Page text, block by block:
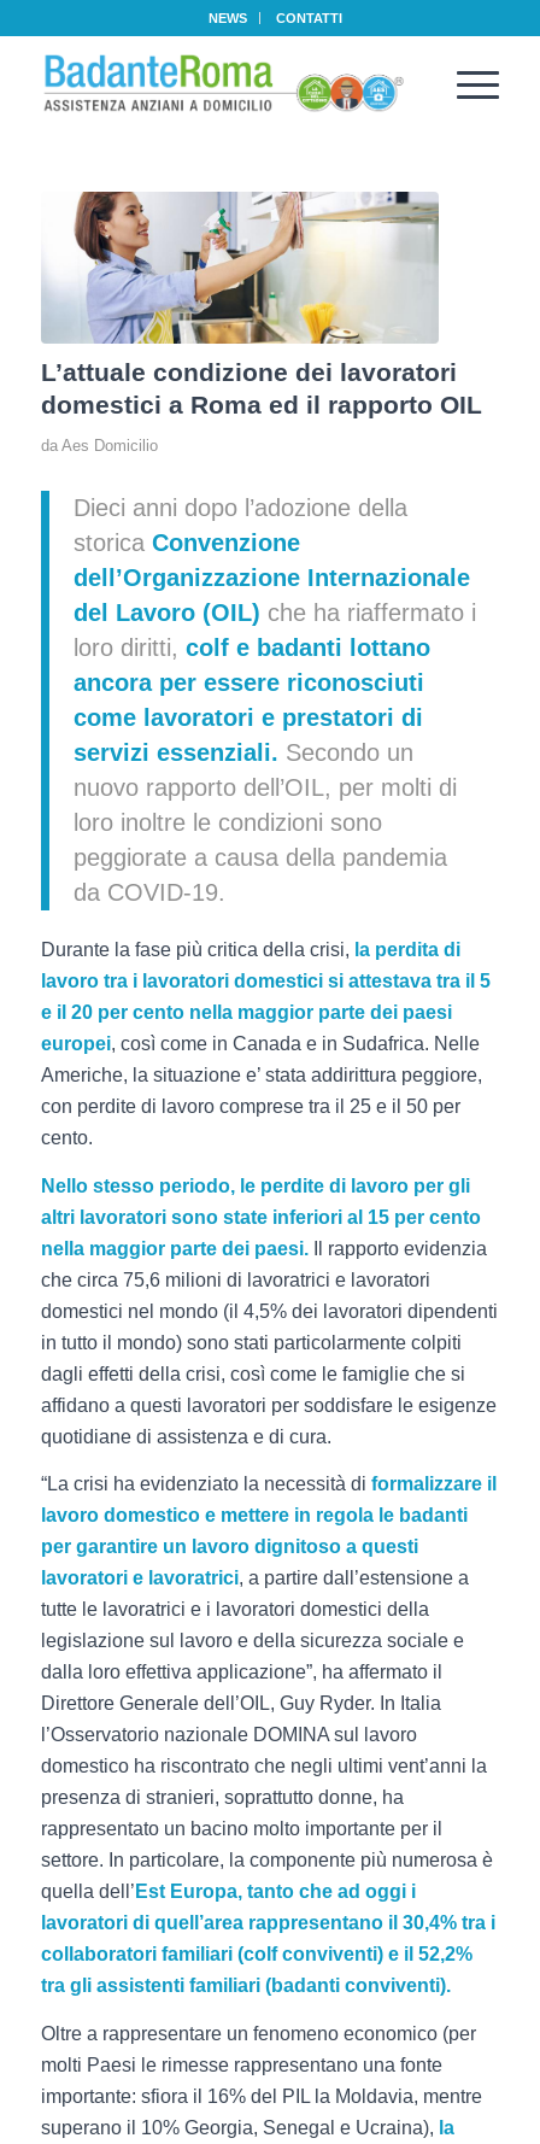
NEWS CONTATTI
L’attuale condizione dei lavoratori
domestici a Roma ed il rapporto OIL
da Aes Domicilio
Dieci anni dopo l’adozione della
storica Convenzione
dell’Organizzazione Internazionale
del Lavoro (OIL) che ha riaffermato i
loro diritti, colfe badanti lottano
ancora per essere riconosciuti
come lavoratori e prestatori di
servizi essenziali. Secondo un
nuovo rapporto dell’OIL, per molti di
loro inoltre le condizioni sono
peggiorate a causa della pandemia
da COVID-19.
Durante la fase più critica della crisi, la perdita di
lavoro tra i lavoratori domestici si attestava tra il 5
e il 20 per cento nella maggior parte dei paesi
europei, così come in Canada e in Sudafrica. Nelle
Americhe, la situazione e’ stata addirittura peggiore,
con perdite di lavoro comprese tra il 25 e il 50 per
cento.
Nello stesso periodo, le perdite di lavoro per gli
altri lavoratori sono state inferiori al 15 per cento
nella maggior parte dei paesi.Il rapporto evidenzia
che circa 75,6 milioni di lavoratrici e lavoratori
domestici nel mondo (il 4,5% dei lavoratori dipendenti
in tutto il mondo) sono stati particolarmente colpiti
dagli effetti della crisi, così come le famiglie che si
affidano a questi lavoratori per soddisfare le esigenze
quotidiane di assistenza e di cura.
“La crisi ha evidenziato la necessità di formalizzare il
lavoro domestico e mettere in regola le badanti
per garantire un lavoro dignitoso a questi
lavoratori e lavoratrici, a partire dall’estensione a
tutte le lavoratrici e i lavoratori domestici della
legislazione sul lavoro e della sicurezza sociale e
dalla loro effettiva applicazione”, ha affermato il
Direttore Generale dell’OIL, Guy Ryder. In Italia
l’Osservatorio nazionale DOMINA sul lavoro
domestico ha riscontrato che negli ultimi vent’anni la
presenza di stranieri, soprattutto donne, ha
rappresentato un bacino molto importante per il
settore. In particolare, la componente più numerosa è
quella dell’ Est Europa, tanto che ad oggi i
lavoratori di quell’area rappresentano il 30,4% tra i
collaboratori familiari (colf conviventi) e il 52,2%
tra gli assistenti familiari (badanti conviventi).
Oltre a rappresentare un fenomeno economico (per
molti Paesi le rimesse rappresentano una fonte
importante: sfiora il 16% del PIL la Moldavia, mentre
superano il 10% Georgia, Senegal e Ucraina), la